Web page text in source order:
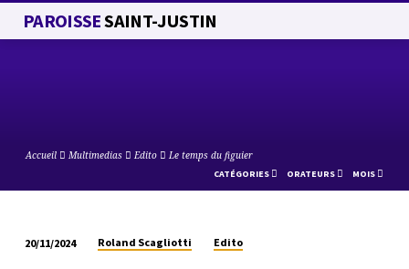
PAROISSESAINT-JUSTIN
Accueil Multimedias Edito Le temps du figuier
CATÉGORIES ORATEURS MOIS
20/11/2024 Roland Scagliotti Edito